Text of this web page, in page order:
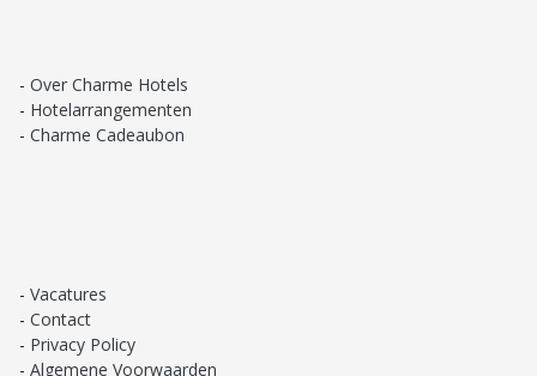
Over Charme Hotels
Hotelarrangementen
Charme Cadeaubon
Vacatures
Contact
Privacy Policy
Algemene Voorwaarden